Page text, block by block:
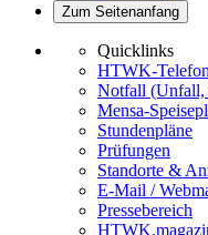
Zum Seitenanfang
Quicklinks
HTWK-
Notfall (Unfall,
Mensa-
Stundenpläne
Prüfungen
Standorte &
E-Mail /
Pressebereich